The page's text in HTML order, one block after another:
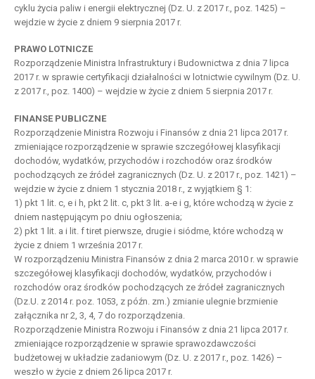
cyklu życia paliw i energii elektrycznej (Dz. U. z 2017 r., poz. 1425) –
wejdzie w życie z dniem 9 sierpnia 2017 r.
PRAWO LOTNICZE
Rozporządzenie Ministra Infrastruktury i Budownictwa z dnia 7 lipca
2017 r. w sprawie certyfikacji działalności w lotnictwie cywilnym (Dz. U.
z 2017 r., poz. 1400) – wejdzie w życie z dniem 5 sierpnia 2017 r.
FINANSE PUBLICZNE
Rozporządzenie Ministra Rozwoju i Finansów z dnia 21 lipca 2017 r.
zmieniające rozporządzenie w sprawie szczegółowej klasyfikacji
dochodów, wydatków, przychodów i rozchodów oraz środków
pochodzących ze źródeł zagranicznych (Dz. U. z 2017 r., poz. 1421) –
wejdzie w życie z dniem 1 stycznia 2018 r., z wyjątkiem § 1:
1) pkt 1 lit. c, e i h, pkt 2 lit. c, pkt 3 lit. a-e i g, które wchodzą w życie z
dniem następującym po dniu ogłoszenia;
2) pkt 1 lit. a i lit. f tiret pierwsze, drugie i siódme, które wchodzą w
życie z dniem 1 września 2017 r.
W rozporządzeniu Ministra Finansów z dnia 2 marca 2010 r. w sprawie
szczegółowej klasyfikacji dochodów, wydatków, przychodów i
rozchodów oraz środków pochodzących ze źródeł zagranicznych
(Dz.U. z 2014 r. poz. 1053, z późn. zm.) zmianie ulegnie brzmienie
załącznika nr 2, 3, 4, 7 do rozporządzenia.
Rozporządzenie Ministra Rozwoju i Finansów z dnia 21 lipca 2017 r.
zmieniające rozporządzenie w sprawie sprawozdawczości
budżetowej w układzie zadaniowym (Dz. U. z 2017 r., poz. 1426) –
weszło w życie z dniem 26 lipca 2017 r.